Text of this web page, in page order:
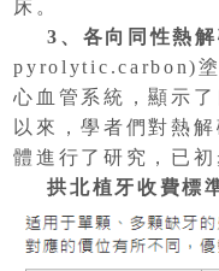
床。
3、各向同性熱
pyrolytic.carbon)塗
心血管系統，顯示
以來，學者們對熱
體進行了研究，已初
拱北植牙收費標